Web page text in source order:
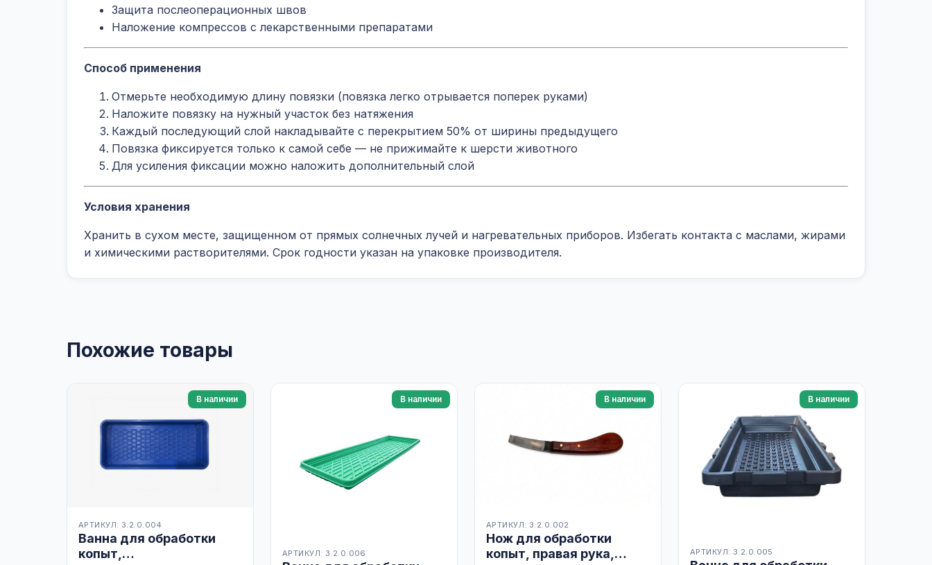
Защита послеоперационных швов
Наложение компрессов с лекарственными препаратами
Способ применения
Отмерьте необходимую длину повязки (повязка легко отрывается поперек руками)
Наложите повязку на нужный участок без натяжения
Каждый последующий слой накладывайте с перекрытием 50% от ширины предыдущего
Повязка фиксируется только к самой себе — не прижимайте к шерсти животного
Для усиления фиксации можно наложить дополнительный слой
Условия хранения
Хранить в сухом месте, защищенном от прямых солнечных лучей и нагревательных приборов. Избегать контакта с маслами, жирами
и химическими растворителями. Срок годности указан на упаковке производителя.
Похожие товары
В наличии
АРТИКУЛ: 3.2.0.004
Ванна для обработки
копыт,
В наличии
АРТИКУЛ: 3.2.0.006
В наличии
АРТИКУЛ: 3.2.0.002
Нож для обработки
копыт, правая рука,
В наличии
АРТИКУЛ: 3.2.0.005